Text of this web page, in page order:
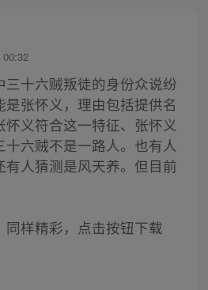
00:32
三十六贼叛徒的身份众说纷
张怀义，理由包括提供名
义符合这一特征、张怀义
十六贼不是一路人。也有人
有人猜测是风天养。但目前
同样精彩，点击按钮下载